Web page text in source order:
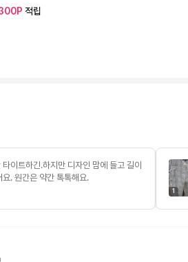
P 적립
이트하긴.하지만 디자인 맘에 들고 길이
요. 원간은 약간 톡톡해요.
1